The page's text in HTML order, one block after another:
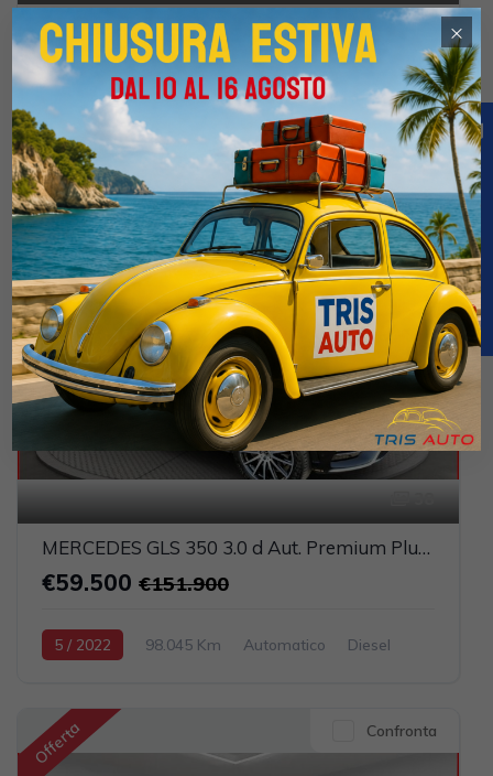
MASERATI Grecale 2.0 Mhev GT (MATRIX+PELLE+NAVI)
€69.900€99.900
5 / 2024 5.000 Km
Automatico
Elettrica-Benzina
Nero
5-porte
1995cc 300CV / 221KW
Confronta
MERCEDES GLS 350 3.0 d Aut. Premium Plus 7 Posti (TETTO PANORAMICO APRIBILE)
€59.500 €151.900
5 / 2022 98.045 Km Automatico
Diesel
Offerta Confronta
×